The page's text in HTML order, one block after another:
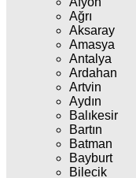
Ağrı
Aksaray
Amasya
Antalya
Ardahan
Artvin
Aydın
Balıkesir
Bartın
Batman
Bayburt
Bilecik